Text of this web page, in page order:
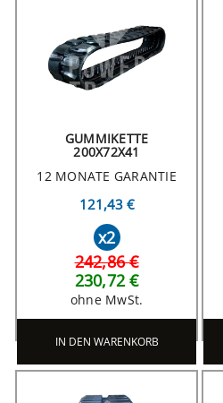
GUMMIKETTE
200X72X41
12 MONATE GARANTIE
121,43 €
x2
242,86 €
230,72 €
ohne MwSt.
IN DEN WARENKORB